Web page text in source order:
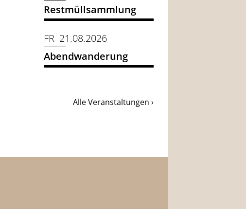
Restmüllsammlung
FR 21.08.2026
Abendwanderung
Alle Veranstaltungen ›